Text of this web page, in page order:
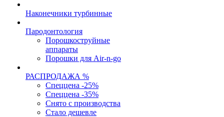
Наконечники турбинные
Пародонтология
Порошкоструйные
аппараты
Порошки для Air-n-go
РАСПРОДАЖА %
Спеццена -25%
Спеццена -35%
Снято с производства
Стало дешевле